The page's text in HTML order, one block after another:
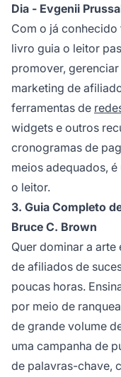
Dia - Evgenii
Com o já conhecido
livro guia o leitor
promover,
marketing de
ferramentas de
widgets e outros
cronogramas de
meios adequados,
o leitor.
3. Guia Completo
Bruce C. Brown
Quer dominar a
de afiliados de
poucas horas.
por meio de
de grande volume
uma campanha de
de palavras-chave,